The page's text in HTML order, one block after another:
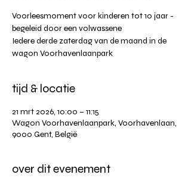
Voorleesmoment voor kinderen tot 10 jaar -
begeleid door een volwassene
Iedere derde zaterdag van de maand in de
wagon Voorhavenlaanpark
tijd & locatie
21 mrt 2026, 10:00 – 11:15
Wagon Voorhavenlaanpark, Voorhavenlaan,
9000 Gent, België
over dit evenement